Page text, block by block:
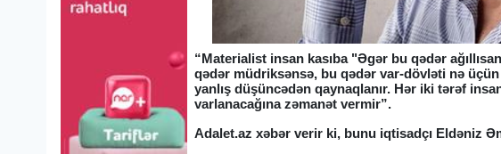
“Materialist insan kasıba "Əgər bu qədər
qədər müdriksənsə, bu qədər var-dövləti nə
yanlış düşüncədən qaynaqlanır. Hər iki tərəf
varlanacağına zəmanət vermir”.
Adalet.az xəbər verir ki, bunu iqtisadçı Eldəniz